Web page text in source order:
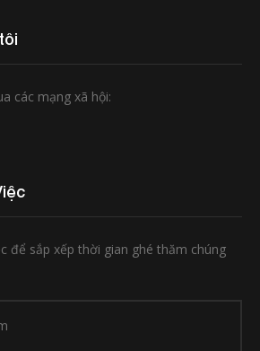
các mạng xã hội:
để sắp xếp thời gian ghé thăm chúng